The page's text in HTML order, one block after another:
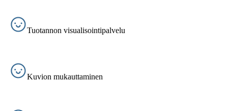
Tuotannon visualisointipalvelu
Kuvion mukauttaminen